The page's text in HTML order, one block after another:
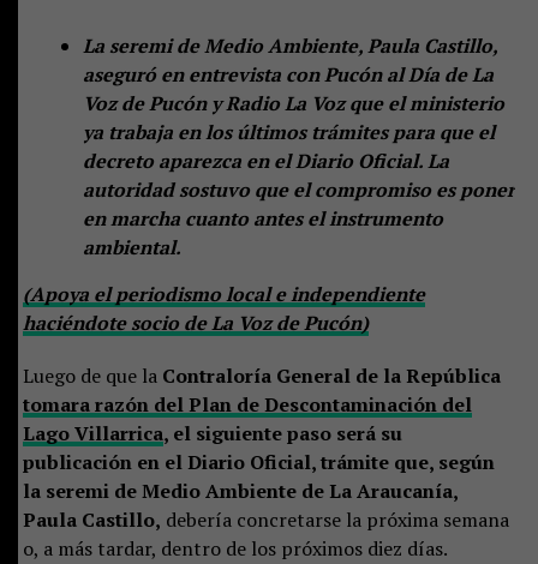
La seremi de Medio Ambiente, Paula Castillo,
aseguró en entrevista con Pucón al Día de La
Voz de Pucón y Radio La Voz que el ministerio
ya trabaja en los últimos trámites para que el
decreto aparezca en el Diario Oficial. La
autoridad sostuvo que el compromiso es poner
en marcha cuanto antes el instrumento
ambiental.
(Apoya el periodismo local e independiente
haciéndote socio de La Voz de Pucón)
Luego de que la Contraloría General de la República
tomara razón del Plan de Descontaminación del
Lago Villarrica, el siguiente paso será su
publicación en el Diario Oficial, trámite que, según
la seremi de Medio Ambiente de La Araucanía,
Paula Castillo, debería concretarse la próxima semana
o, a más tardar, dentro de los próximos diez días.